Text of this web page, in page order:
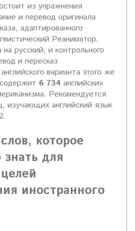
из упражнения
и перевод оригинала
адаптированного
Реаниматор,
на русский; и контрольного
и пересказ
варианта этого же
6 734 английских
Рекомендуется
изучающих английский язык
которое
для
иностранного